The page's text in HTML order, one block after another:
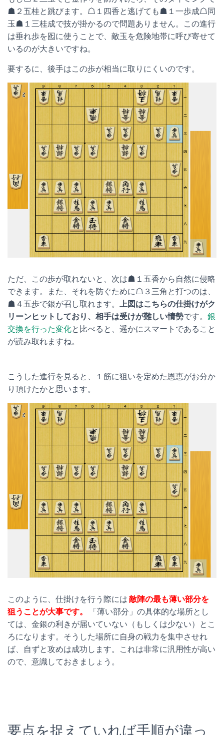
☗２五桂と跳びます。☖１四香と逃げても☗１一歩成☖同
玉☗１三桂成で技が掛かるので問題ありません。この進行
は垂れ歩を囮に使うことで、敵玉を危険地帯に呼び寄せて
いるのが大きいですね。
要するに、後手はこの歩が相当に取りにくいのです。
ただ、この歩が取れないと、次は☗１五香から自然に侵略
できます。また、それを防ぐために☖３三角と打つのは、
☗４五歩で銀が召し取れます。 上図はこちらの仕掛けがク
リーンヒットしており、相手は受けが難しい情勢です。 銀
交換を行った変化と比べると、遥かにスマートであること
が読み取れますね。
こうした進行を見ると、１筋に狙いを定めた恩恵がお分か
り頂けたかと思います。
このように、仕掛けを行う際には 敵陣の最も薄い部分を
狙うことが大事です。
「薄い部分」の具体的な場所とし
ては、金銀の利きが届いていない（もしくは少ない）とこ
ろになります。そうした場所に自身の戦力を集中させれ
ば、自ずと攻めは成功します。これは非常に汎用性が高い
ので、意識しておきましょう。
要点を捉えていれば手順が違っ